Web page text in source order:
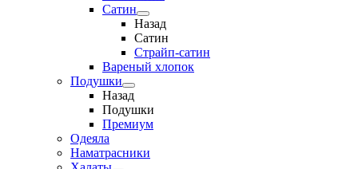
Сатин
Назад
Сатин
Страйп-сатин
Вареный хлопок
Подушки
Назад
Подушки
Премиум
Одеяла
Наматрасники